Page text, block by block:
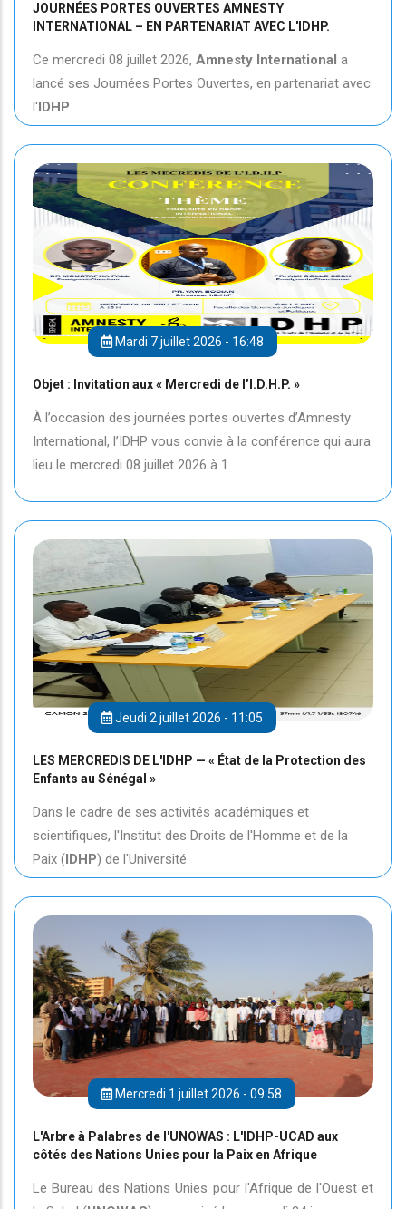
JOURNÉES PORTES OUVERTES AMNESTY
INTERNATIONAL – EN PARTENARIAT AVEC L'IDHP.
Ce mercredi 08 juillet 2026, Amnesty International a
lancé ses Journées Portes Ouvertes, en partenariat avec
l'IDHP
Mardi 7 juillet 2026 - 16:48
Objet : Invitation aux « Mercredi de l’I.D.H.P. »
À l’occasion des journées portes ouvertes d’Amnesty
International, l’IDHP vous convie à la conférence qui aura
lieu le mercredi 08 juillet 2026 à 1
Jeudi 2 juillet 2026 - 11:05
LES MERCREDIS DE L'IDHP — « État de la Protection des
Enfants au Sénégal »
Dans le cadre de ses activités académiques et
scientifiques, l'Institut des Droits de l'Homme et de la
Paix (IDHP) de l'Université
Mercredi 1 juillet 2026 - 09:58
L'Arbre à Palabres de l'UNOWAS : L'IDHP-UCAD aux
côtés des Nations Unies pour la Paix en Afrique
Le Bureau des Nations Unies pour l'Afrique de l'Ouest et